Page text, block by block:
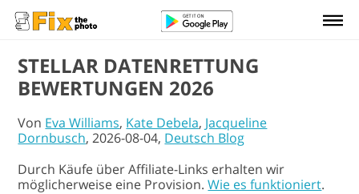
STELLAR DATENRETTUNG
BEWERTUNGEN 2026
Von Eva Williams, Kate Debela, Jacqueline
Dornbusch, 2026-08-04, Deutsch Blog
Durch Käufe über Affiliate-Links erhalten wir
möglicherweise eine Provision.Wie es funktioniert.